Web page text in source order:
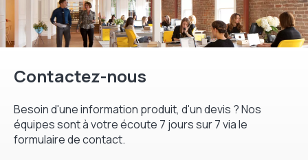
Contactez-nous
Besoin d'une information produit, d'un devis ? Nos
équipes sont à votre écoute 7 jours sur 7 via le
formulaire de contact.